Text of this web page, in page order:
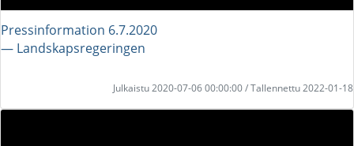
Pressinformation 6.7.2020
― Landskapsregeringen
Julkaistu 2020-07-06 00:00:00 / Tallennettu 2022-01-18